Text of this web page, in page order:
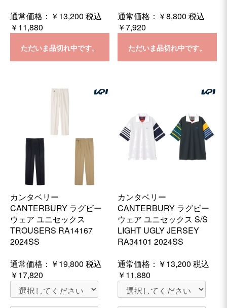
通常価格： ￥13,200 税込
￥11,880
ただいま品切れ中です。
通常価格： ￥8,800 税込
￥7,920
ただいま品切れ中です。
カンタベリー
CANTERBURY ラグビー
ウェア ユニセックス
TROUSERS RA14167
2024SS
通常価格： ￥19,800 税込
￥17,820
カンタベリー
CANTERBURY ラグビー
ウェア ユニセックス S/S
LIGHT UGLY JERSEY
RA34101 2024SS
通常価格： ￥13,200 税込
￥11,880